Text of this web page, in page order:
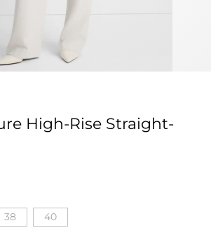
High-Rise Straight-
38 40